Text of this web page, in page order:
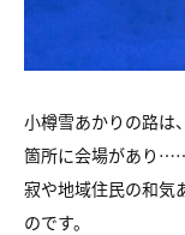
小樽雪あかりの路は
箇所に会場があり
寂や地域住民の和気
のです。